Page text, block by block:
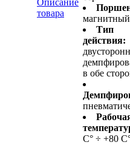
Описание
товара
магнитный
Тип
действия:
в обе
С° ÷ +80